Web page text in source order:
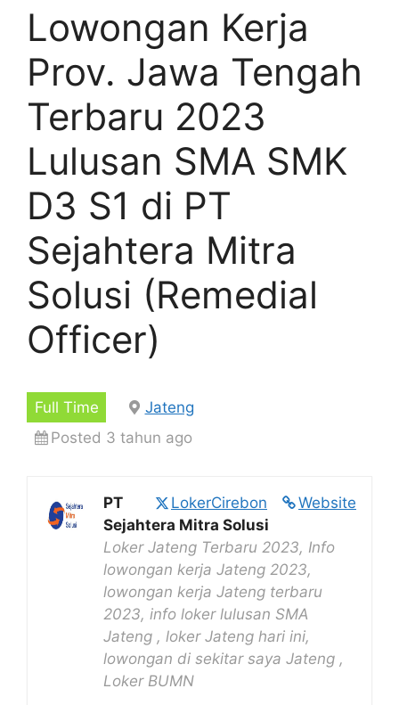
Lowongan Kerja
Prov. Jawa Tengah
Terbaru 2023
Lulusan SMA SMK
D3 S1 di PT
Sejahtera Mitra
Solusi (Remedial
Officer)
Full Time
Jateng
Posted 3 tahun ago
Website
LokerCirebon
PT
Sejahtera Mitra Solusi
Loker Jateng Terbaru 2023, Info
lowongan kerja Jateng 2023,
lowongan kerja Jateng terbaru
2023, info loker lulusan SMA
Jateng , loker Jateng hari ini,
lowongan di sekitar saya Jateng ,
Loker BUMN